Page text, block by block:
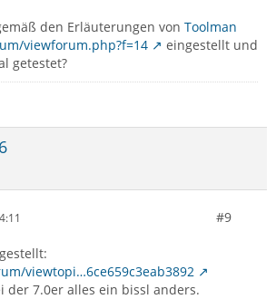
den Erläuterungen von Toolman
viewforum.php?f=14
eingestellt und
getestet?
#9
viewtopi…6ce659c3eab3892
der 7.0er alles ein bissl anders.